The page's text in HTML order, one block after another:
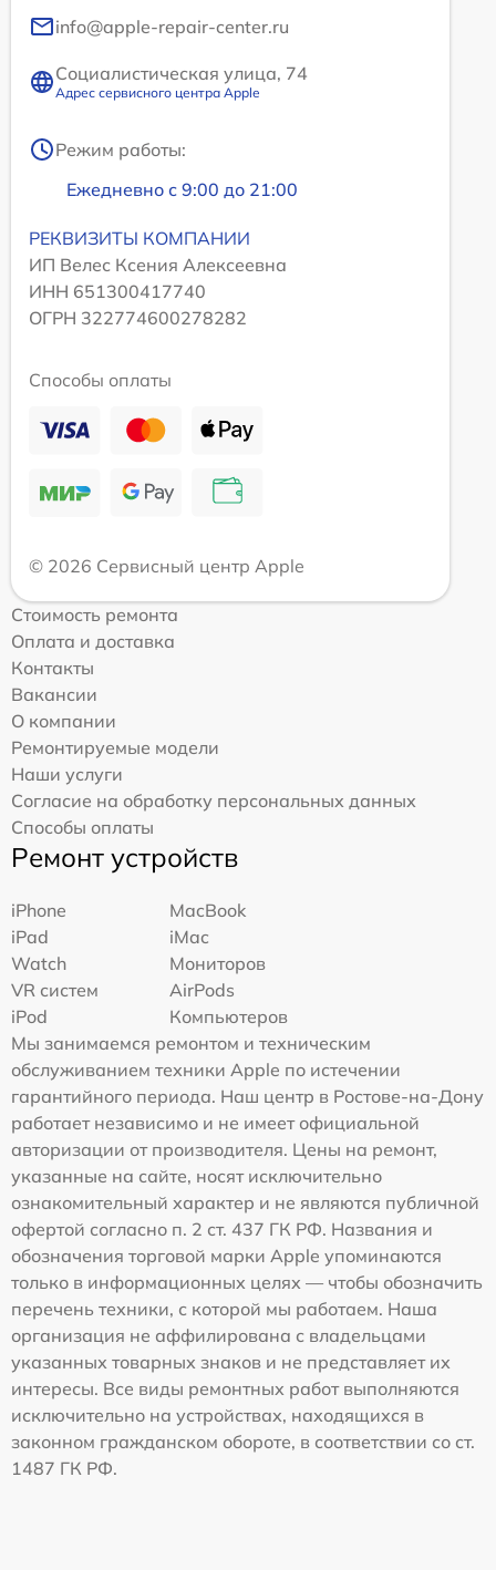
info@apple-repair-center.ru
Социалистическая улица, 74
Адрес сервисного центра Apple
Режим работы:
Ежедневно с 9:00 до 21:00
РЕКВИЗИТЫ КОМПАНИИ
ИП Велес Ксения Алексеевна
ИНН 651300417740
ОГРН 322774600278282
Способы оплаты
© 2026 Сервисный центр Apple
Стоимость ремонта
Оплата и доставка
Контакты
Вакансии
О компании
Ремонтируемые модели
Наши услуги
Согласие на обработку персональных данных
Способы оплаты
Ремонт устройств
iPhone
MacBook
iPad
iMac
Watch
Мониторов
VR систем
AirPods
iPod
Компьютеров
Мы занимаемся ремонтом и техническим
обслуживанием техники Apple по истечении
гарантийного периода. Наш центр в Ростове-на-Дону
работает независимо и не имеет официальной
авторизации от производителя. Цены на ремонт,
указанные на сайте, носят исключительно
ознакомительный характер и не являются публичной
офертой согласно п. 2 ст. 437 ГК РФ. Названия и
обозначения торговой марки Apple упоминаются
только в информационных целях — чтобы обозначить
перечень техники, с которой мы работаем. Наша
организация не аффилирована с владельцами
указанных товарных знаков и не представляет их
интересы. Все виды ремонтных работ выполняются
исключительно на устройствах, находящихся в
законном гражданском обороте, в соответствии со ст.
1487 ГК РФ.